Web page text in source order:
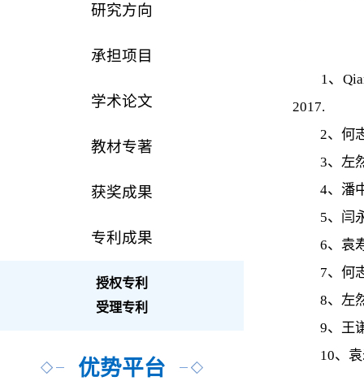
研究方向
承担项目
学术论文
教材专著
获奖成果
专利成果
授权专利
受理专利
优势平台
1、Qian
2017.
2、何志
3、左然
4、潘中
5、闫永
6、袁寿
7、何志
8、左然
9、王谦
10、袁寿